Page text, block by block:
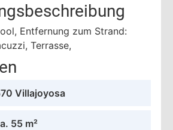
Entfernung zum Strand:
Terrasse,
Villajoyosa
55 m²